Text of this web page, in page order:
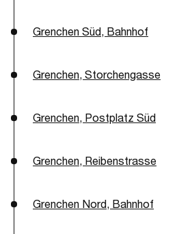
Grenchen Süd, Bahnhof
Grenchen, Storchengasse
Grenchen, Postplatz Süd
Grenchen, Reibenstrasse
Grenchen Nord, Bahnhof